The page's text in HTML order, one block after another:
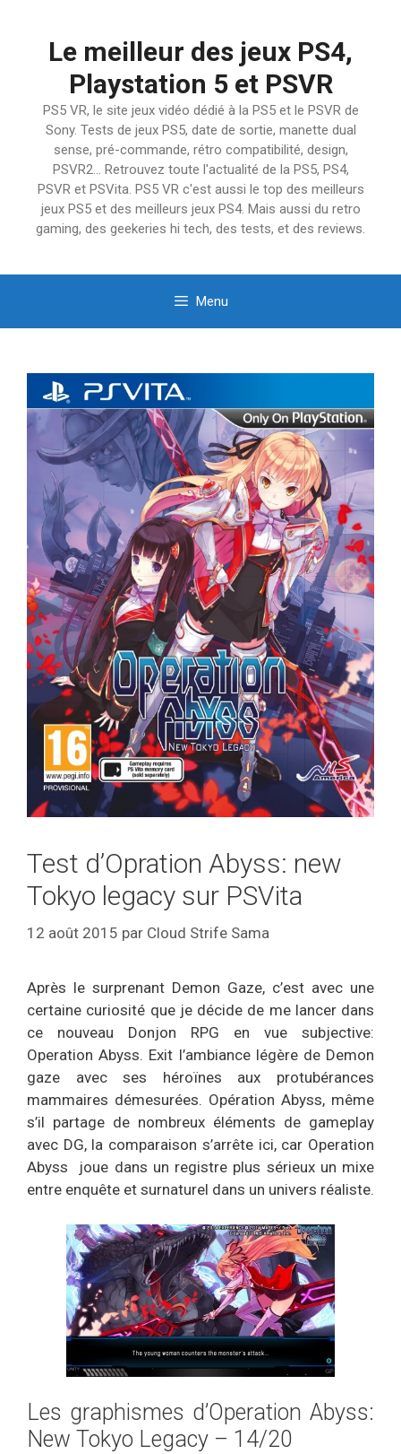
Le meilleur des jeux PS4,
Playstation 5 et PSVR
PS5 VR, le site jeux vidéo dédié à la PS5 et le PSVR de
Sony. Tests de jeux PS5, date de sortie, manette dual
sense, pré-commande, rétro compatibilité, design,
PSVR2… Retrouvez toute l'actualité de la PS5, PS4,
PSVR et PSVita. PS5 VR c'est aussi le top des meilleurs
jeux PS5 et des meilleurs jeux PS4. Mais aussi du retro
gaming, des geekeries hi tech, des tests, et des reviews.
Menu
Test d’Opration Abyss: new
Tokyo legacy sur PSVita
12 août 2015 par Cloud Strife Sama
Après le surprenant Demon Gaze, c’est avec une
certaine curiosité que je décide de me lancer dans
ce nouveau Donjon RPG en vue subjective:
Operation Abyss. Exit l’ambiance légère de Demon
gaze avec ses héroïnes aux protubérances
mammaires démesurées. Opération Abyss, même
s’il partage de nombreux éléments de gameplay
avec DG, la comparaison s’arrête ici, car Operation
Abyss joue dans un registre plus sérieux un mixe
entre enquête et surnaturel dans un univers réaliste.
Les graphismes d’Operation Abyss:
New Tokyo Legacy – 14/20